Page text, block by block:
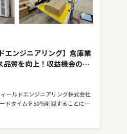
エンジニアリング】倉庫業
品質を向上！収益機会の損
ールドエンジニアリング株式会社
ドタイムを50％削減することに成
ついて紹介しています。